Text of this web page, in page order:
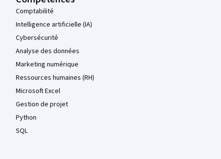
Comptabilité
Intelligence artificielle (IA)
Cybersécurité
Analyse des données
Marketing numérique
Ressources humaines (RH)
Microsoft Excel
Gestion de projet
Python
SQL